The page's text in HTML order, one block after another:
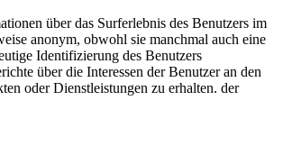
über das Surferlebnis des Benutzers im
anonym, obwohl sie manchmal auch eine
Identifizierung des Benutzers
über die Interessen der Benutzer an den
oder Dienstleistungen zu erhalten. der